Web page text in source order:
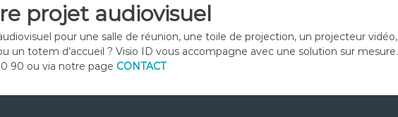
projet audiovisuel
pour une salle de réunion, une toile de projection, un projecteur vidéo,
un totem d’accueil ? Visio ID vous accompagne avec une solution sur mesure.
90 ou via notre page CONTACT